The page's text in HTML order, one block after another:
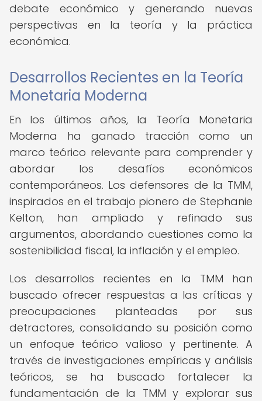
debate económico y generando nuevas
perspectivas en la teoría y la práctica
económica.
Desarrollos Recientes en la Teoría
Monetaria Moderna
En los últimos años, la Teoría Monetaria
Moderna ha ganado tracción como un
marco teórico relevante para comprender y
abordar los desafíos económicos
contemporáneos. Los defensores de la TMM,
inspirados en el trabajo pionero de Stephanie
Kelton, han ampliado y refinado sus
argumentos, abordando cuestiones como la
sostenibilidad fiscal, la inflación y el empleo.
Los desarrollos recientes en la TMM han
buscado ofrecer respuestas a las críticas y
preocupaciones planteadas por sus
detractores, consolidando su posición como
un enfoque teórico valioso y pertinente. A
través de investigaciones empíricas y análisis
teóricos, se ha buscado fortalecer la
fundamentación de la TMM y explorar sus